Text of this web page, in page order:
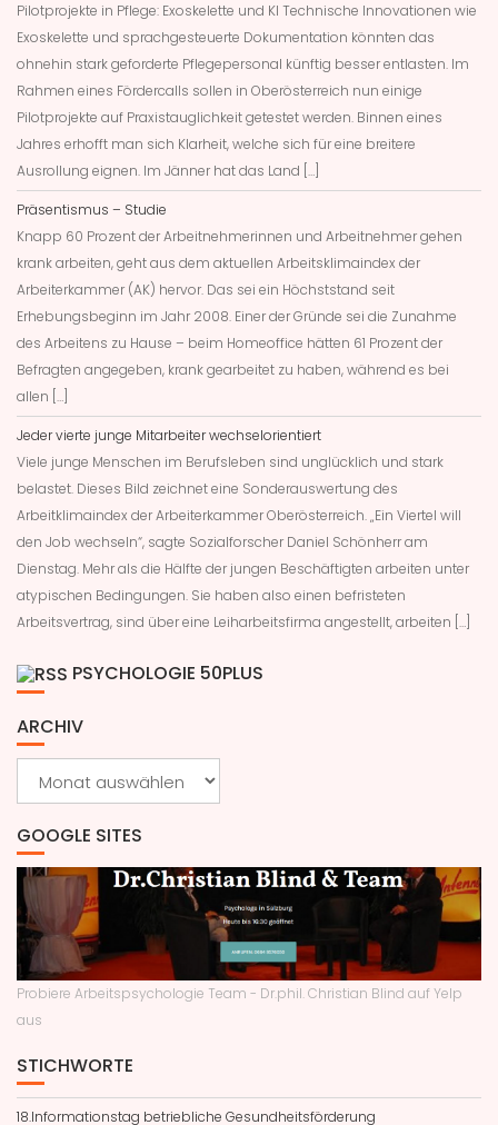
Pilotprojekte in Pflege: Exoskelette und KI Technische Innovationen wie
Exoskelette und sprachgesteuerte Dokumentation könnten das
ohnehin stark geforderte Pflegepersonal künftig besser entlasten. Im
Rahmen eines Fördercalls sollen in Oberösterreich nun einige
Pilotprojekte auf Praxistauglichkeit getestet werden. Binnen eines
Jahres erhofft man sich Klarheit, welche sich für eine breitere
Ausrollung eignen. Im Jänner hat das Land […]
Präsentismus – Studie
Knapp 60 Prozent der Arbeitnehmerinnen und Arbeitnehmer gehen
krank arbeiten, geht aus dem aktuellen Arbeitsklimaindex der
Arbeiterkammer (AK) hervor. Das sei ein Höchststand seit
Erhebungsbeginn im Jahr 2008. Einer der Gründe sei die Zunahme
des Arbeitens zu Hause – beim Homeoffice hätten 61 Prozent der
Befragten angegeben, krank gearbeitet zu haben, während es bei
allen […]
Jeder vierte junge Mitarbeiter wechselorientiert
Viele junge Menschen im Berufsleben sind unglücklich und stark
belastet. Dieses Bild zeichnet eine Sonderauswertung des
Arbeitklimaindex der Arbeiterkammer Oberösterreich. „Ein Viertel will
den Job wechseln“, sagte Sozialforscher Daniel Schönherr am
Dienstag. Mehr als die Hälfte der jungen Beschäftigten arbeiten unter
atypischen Bedingungen. Sie haben also einen befristeten
Arbeitsvertrag, sind über eine Leiharbeitsfirma angestellt, arbeiten […]
PSYCHOLOGIE 50PLUS
ARCHIV
GOOGLE SITES
Probiere Arbeitspsychologie Team - Dr.phil. Christian Blind auf Yelp
aus
STICHWORTE
18.Informationstag betriebliche Gesundheitsförderung